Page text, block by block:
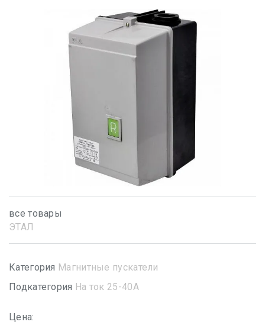
все товары
ЭТАЛ
Категория Магнитные пускатели
Подкатегория На ток 25-40А
Цена: